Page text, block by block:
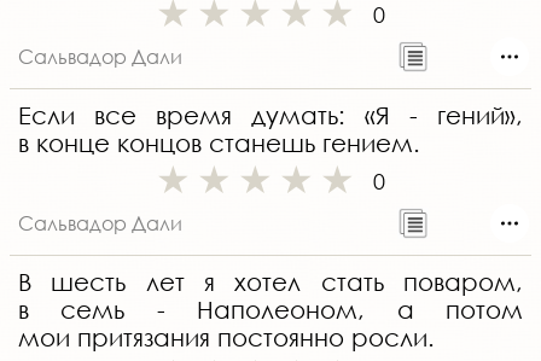
0
Сальвадор Дали
Если все время думать: «Я - гений»,
в конце концов станешь гением.
0
Сальвадор Дали
В шесть лет я хотел стать поваром,
в семь - Наполеоном, а потом
мои притязания постоянно росли.